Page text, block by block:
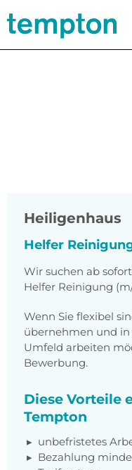
Heiligenhaus
Helfer
Wir suchen ab
Helfer Reinigung
Wenn Sie flexibel
übernehmen und
Umfeld arbeiten
Bewerbung.
Diese Vorteile
Tempton
unbefristetes
Bezahlung